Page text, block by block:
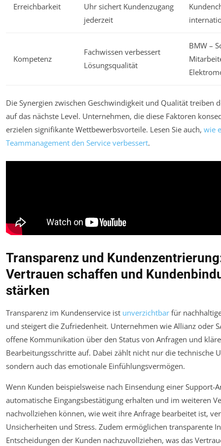
Erreichbarkeit
Uhr sichert Kundenzugang
jederzeit
Kompetenz
Fachwissen verbessert
Lösungsqualität
BMW –
Die Synergien zwischen Geschwindigkeit und Qualität treiben
auf das nächste Level. Unternehmen, die diese Faktoren
erzielen signifikante Wettbewerbsvorteile. Lesen Sie auch, wie
Teammanagement den Service verbessert.
Transparenz und
Vertrauen schaffen und
stärken
Transparenz im Kundenservice ist unverzichtbar für
und steigert die Zufriedenheit. Unternehmen wie Allianz oder
offene Kommunikation über den Status von Anfragen und
Bearbeitungsschritte auf. Dabei zählt nicht nur die technische
sondern auch das emotionale Einfühlungsvermögen.
Wenn Kunden beispielsweise nach Einsendung einer Support-
automatische Eingangsbestätigung erhalten und im weiteren
nachvollziehen können, wie weit ihre Anfrage bearbeitet ist,
Unsicherheiten und Stress. Zudem ermöglichen transparente
Entscheidungen der Kunden nachzuvollziehen, was das